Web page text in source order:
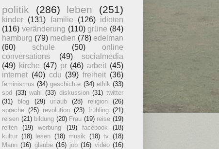
politik (286) leben (251)
kinder (131) familie (126)
idioten
(116) veränderung (110) grüne (84)
hamburg (79) medien (78) edelman
(60)
schule (50)
online
conversations
(49)
socialmedia
(49) kirche (47) pr (46) arbeit (45)
internet (40) cdu (39) freiheit (36)
feminismus (34) geschichte (34) ethik (33)
spd (33) wahl (33) diskussion (31) twitter
(31)
blog (29) urlaub (28) religion
(26)
sprache (25) revolution (23) frühling (21)
reisen (21) bildung (20) Frau (19) reise (19)
reiten
(19) werbung (19) facebook
(18)
kultur (18) lesen (18) musik (18) tv
(18)
Mann (16) glaube (16) job (16) video (16)